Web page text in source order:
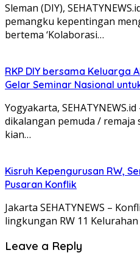
Sleman (DIY),
pemangku kepentingan
bertema ‘Kolaborasi…
RKP DIY bersama Keluarga
Gelar Seminar Nasional
Yogyakarta,
dikalangan pemuda / remaja
kian…
Kisruh Kepengurusan RW,
Pusaran Konflik
Jakarta SEHATYNEWS –
lingkungan RW 11
Leave a Reply